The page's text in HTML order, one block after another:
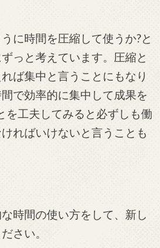
に時間を圧縮して使うか?と
っと考えています。圧縮と
ば集中と言うことにもなり
で効率的に集中して成果を
を工夫してみると必ずしも働
ればいけないと言うことも
時間の使い方をして、新し
さい。